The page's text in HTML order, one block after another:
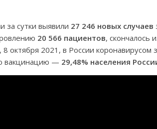
за сутки выявили 27 246 новых случаев
20 566 пациентов, скончалось
октября 2021, в России коронавирусом
вакцинацию — 29,48% населения